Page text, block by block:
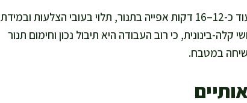
אני מכינה את המנה הזו כשיש לי 15 דקות התארגנות ועוד כ-12–16 דקות אפייה בתנור, תלוי בעובי הצלעות ובמידת
בינונית, כי רוב העבודה היא תיבול נכון וחימום תנור
במטבח.